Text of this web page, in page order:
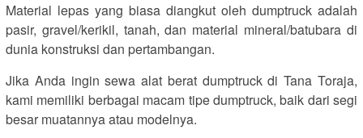
Material lepas yang biasa diangkut oleh dumptruck adalah
pasir, gravel/kerikil, tanah, dan material mineral/batubara di
dunia konstruksi dan pertambangan.
Jika Anda ingin sewa alat berat dumptruck di Tana Toraja,
kami memiliki berbagai macam tipe dumptruck, baik dari segi
besar muatannya atau modelnya.